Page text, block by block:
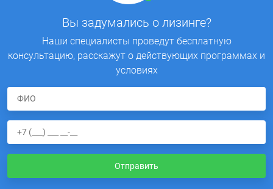
Вы задумались о лизинге?
Наши специалисты проведут бесплатную
консультацию, расскажут о действующих программах и
условиях
Отправить